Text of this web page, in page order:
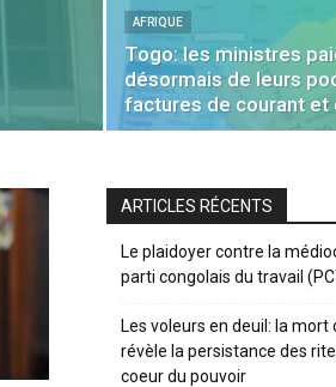
AFRIQUE
Togo: les ministres
désormais de leurs
factures de courant et
ARTICLES RÉCENTS
Le plaidoyer contre la
parti congolais du travail
Les voleurs en deuil: la mort
révèle la persistance des
coeur du pouvoir